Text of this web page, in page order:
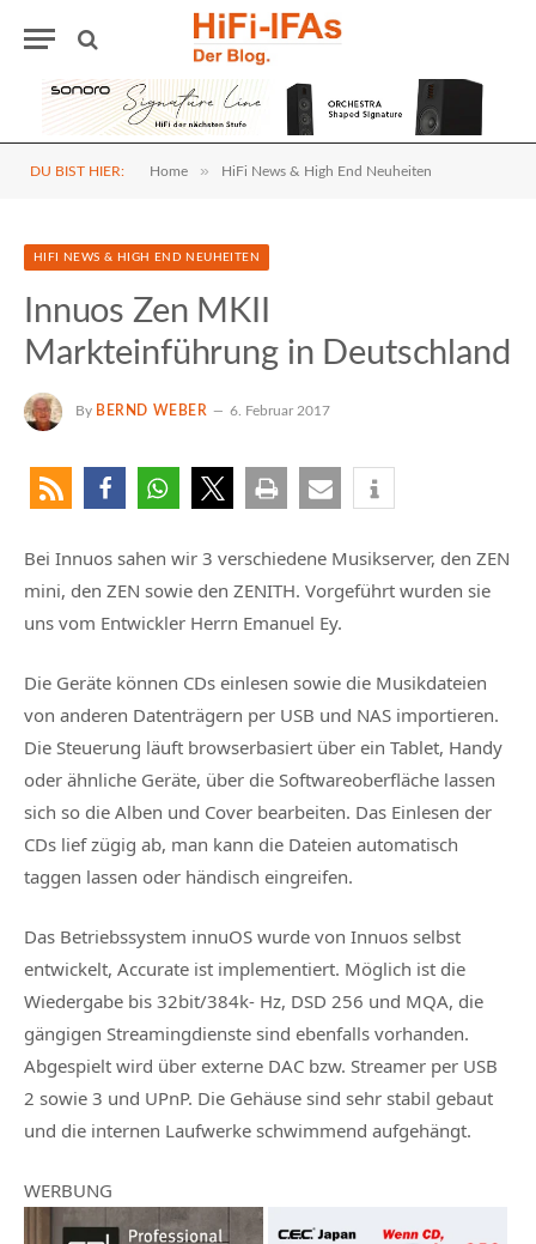
DU BIST HIER: Home » HiFi News & High End Neuheiten
HIFI NEWS & HIGH END NEUHEITEN
Innuos Zen MKII
Markteinführung in Deutschland
By BERND WEBER 6. Februar 2017
Bei Innuos sahen wir 3 verschiedene Musikserver, den ZEN
mini, den ZEN sowie den ZENITH. Vorgeführt wurden sie
uns vom Entwickler Herrn Emanuel Ey.
Die Geräte können CDs einlesen sowie die Musikdateien
von anderen Datenträgern per USB und NAS importieren.
Die Steuerung läuft browserbasiert über ein Tablet, Handy
oder ähnliche Geräte, über die Softwareoberfläche lassen
sich so die Alben und Cover bearbeiten. Das Einlesen der
CDs lief zügig ab, man kann die Dateien automatisch
taggen lassen oder händisch eingreifen.
Das Betriebssystem innuOS wurde von Innuos selbst
entwickelt, Accurate ist implementiert. Möglich ist die
Wiedergabe bis 32bit/384k- Hz, DSD 256 und MQA, die
gängigen Streamingdienste sind ebenfalls vorhanden.
Abgespielt wird über externe DAC bzw. Streamer per USB
2 sowie 3 und UPnP. Die Gehäuse sind sehr stabil gebaut
und die internen Laufwerke schwimmend aufgehängt.
WERBUNG